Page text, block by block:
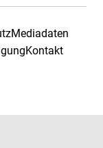
Mediadaten
Kontakt